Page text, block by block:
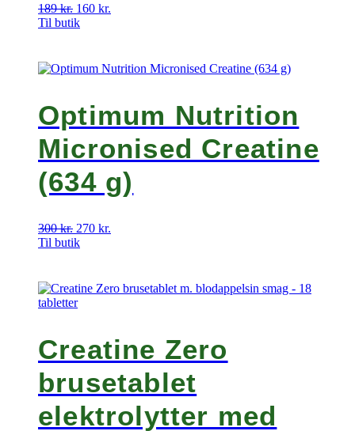
189kr. Den
oprindelige
189 kr..
160 kr.
160 kr..
Til butik
Optimum Nutrition
Micronised Creatine
(634 g)
300kr. Den
oprindelige
300 kr..
270 kr.
270 kr..
Til butik
Creatine Zero
brusetablet
elektrolytter med